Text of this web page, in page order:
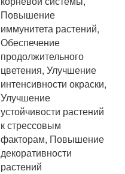
Повышение
иммунитета растений,
Обеспечение
продолжительного
цветения, Улучшение
интенсивности окраски,
Улучшение
устойчивости растений
к стрессовым
факторам, Повышение
декоративности
растений